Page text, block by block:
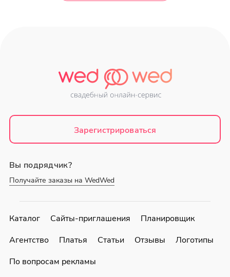
Зарегистрироваться
Вы подрядчик?
Получайте заказы на WedWed
Каталог Сайты-приглашения
Планировщик
Агентство
Платья Статьи Отзывы
Логотипы
По вопросам рекламы